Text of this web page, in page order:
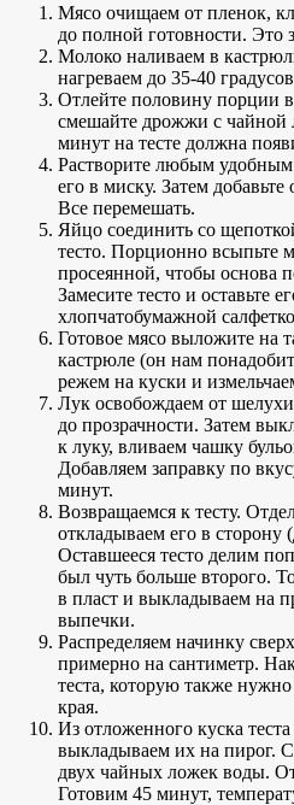
Мясо очищаем от пленок,
до полной готовности. Это
Молоко наливаем в
нагреваем до 35-40
Отлейте половину порции
смешайте дрожжи с чайной
минут на тесте должна
Растворите любым
его в миску. Затем
Все перемешать.
Яйцо соединить со
тесто. Порционно всыпьте
просеянной, чтобы основа
Замесите тесто и оставьте
хлопчатобумажной
Готовое мясо выложите на
кастрюле (он нам
режем на куски и
Лук освобождаем от
до прозрачности. Затем
к луку, вливаем чашку
Добавляем заправку по
минут.
Возвращаемся к тесту.
откладываем его в сторону
Оставшееся тесто делим
был чуть больше второго.
в пласт и выкладываем на
выпечки.
Распределяем начинку
примерно на сантиметр.
теста, которую также
края.
Из отложенного куска
выкладываем их на пирог.
двух чайных ложек воды.
Готовим 45 минут,